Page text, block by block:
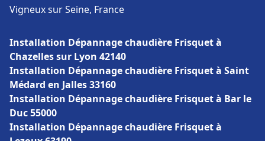
Vigneux sur Seine, France
Installation Dépannage chaudière Frisquet à
Chazelles sur Lyon 42140
Installation Dépannage chaudière Frisquet à Saint
Médard en Jalles 33160
Installation Dépannage chaudière Frisquet à Bar le
Duc 55000
Installation Dépannage chaudière Frisquet à